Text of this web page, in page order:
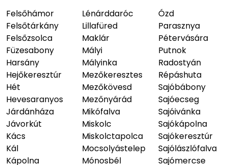
Felsőhámor
Felsőtárkány
Felsőzsolca
Füzesabony
Harsány
Hejőkeresztúr
Hét
Hevesaranyos
Járdánháza
Jávorkút
Kács
Kál
Kápolna
Lénárddaróc
Lillafüred
Maklár
Mályi
Mályinka
Mezőkeresztes
Mezőkövesd
Mezőnyárád
Mikófalva
Miskolc
Miskolctapolca
Mocsolyástelep
Mónosbél
Ózd
Parasznya
Pétervására
Putnok
Radostyán
Répáshuta
Sajóbábony
Sajóecseg
Sajóivánka
Sajókápolna
Sajókeresztúr
Sajólászlófalva
Sajómercse